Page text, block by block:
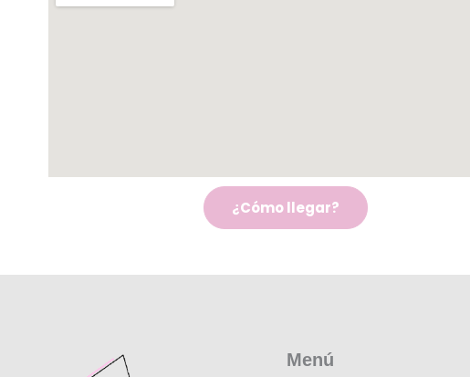
¿Cómo llegar?
Menú